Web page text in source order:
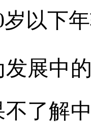
以下
中的
了解